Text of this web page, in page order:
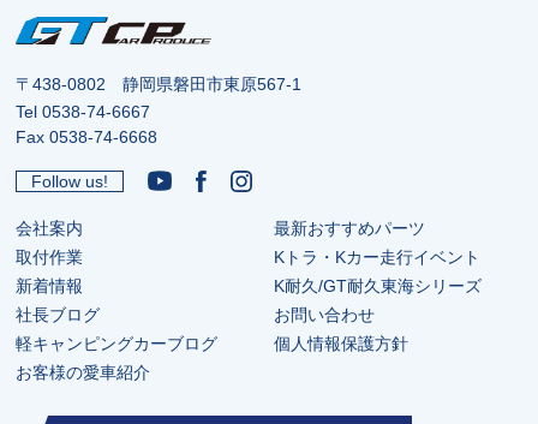
〒438-0802 静岡県磐田市東原567-1
Tel0538-74-6667
Fax 0538-74-6668
Follow us!
会社案内
取付作業
新着情報
社長ブログ
軽キャンピングカーブログ
お客様の愛車紹介
最新おすすめパーツ
Kトラ・Kカー走行イベント
K耐久/GT耐久東海シリーズ
お問い合わせ
個人情報保護方針